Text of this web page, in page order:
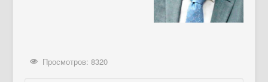
Просмотров: 8320